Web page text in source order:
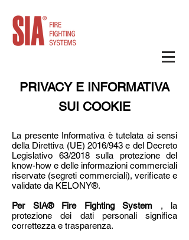
PRIVACY E INFORMATIVA
SUI COOKIE
La presente Informativa è tutelata ai sensi
della Direttiva (UE) 2016/943 e del Decreto
Legislativo 63/2018 sulla protezione del
know-how e delle informazioni commerciali
riservate (segreti commerciali), verificate e
validate da KELONY®.
Per SIA® Fire Fighting System , la
protezione dei dati personali significa
correttezza e trasparenza.